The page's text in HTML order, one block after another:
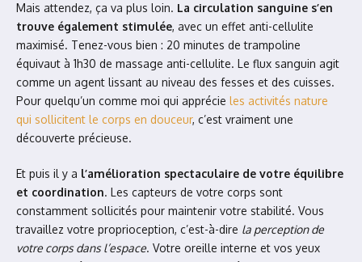
Mais attendez, ça va plus loin. La circulation sanguine s’en
trouve également stimulée, avec un effet anti-cellulite
maximisé. Tenez-vous bien : 20 minutes de trampoline
équivaut à 1h30 de massage anti-cellulite. Le flux sanguin agit
comme un agent lissant au niveau des fesses et des cuisses.
Pour quelqu’un comme moi qui apprécie les activités nature
qui sollicitent le corps en douceur, c’est vraiment une
découverte précieuse.
Et puis il y a l’amélioration spectaculaire de votre équilibre
et coordination. Les capteurs de votre corps sont
constamment sollicités pour maintenir votre stabilité. Vous
travaillez votre proprioception, c’est-à-dire la perception de
votre corps dans l’espace. Votre oreille interne et vos yeux